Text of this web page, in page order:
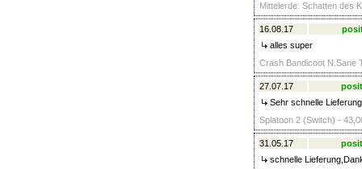
Mittelerde: Schatten des
16.08.17
alles super
Crash Bandicoot N.Sane
27.07.17
Sehr schnelle
Splatoon 2 (Switch) -
31.05.17
schnelle